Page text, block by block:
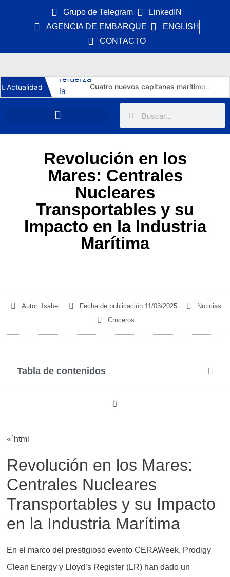
Grupo de Telegram
LinkedIN
AGENCIA DE EMBARQUE
ENGLISH
CONTACTO
Actualidad
Cuatro nuevos capitanes marítimos: la DGMM refuerza la promoción interna y Málaga estrena primera capitana
El Puerto de Huelva estrena una tercera vía de 1.211 metros y 15.112 m² para autopistas ferroviarias
India licita seis portacontenedores de 8.000 TEU duales LNG por 720 M USD y marca el despegue de su nueva naviera estatal
Revolución en los
Mares: Centrales
Nucleares
Transportables y su
Impacto en la Industria
Marítima
Autor: Isabel Fecha de publicación 11/03/2025
Noticias
Cruceros
Tabla de contenidos
«`html
Revolución en los Mares:
Centrales Nucleares
Transportables y su Impacto
en la Industria Marítima
En el marco del prestigioso evento CERAWeek, Prodigy
Clean Energy y Lloyd’s Register (LR) han dado un